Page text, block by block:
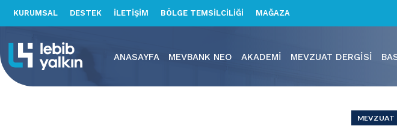
KURUMSAL DESTEK İLETİŞİM BÖLGE TEMSİLCİLİĞİ MAĞAZA
ANASAYFA MEVBANK NEO AKADEMI MEVZUAT DERGISI
MEVZUAT